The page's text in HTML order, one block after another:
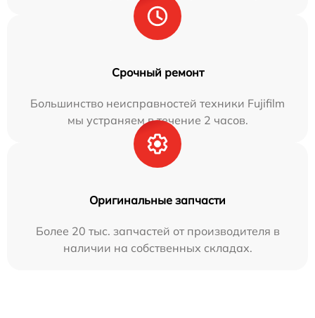
Срочный ремонт
Большинство неисправностей техники Fujifilm
мы устраняем в течение 2 часов.
Оригинальные запчасти
Более 20 тыс. запчастей от производителя в
наличии на собственных складах.